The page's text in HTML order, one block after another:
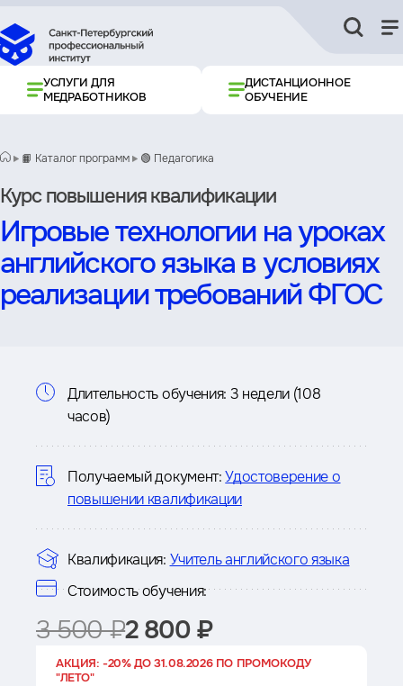
УСЛУГИ ДЛЯ
МЕДРАБОТНИКОВ
ДИСТАНЦИОННОЕ
ОБУЧЕНИЕ
📙 Каталог программ 🟢 Педагогика
Курс повышения квалификации
Игровые технологии на уроках
английского языка в условиях
реализации требований ФГОС
Информация
курсе
Длительность обучения: 3 недели (108
часов)
Получаемый документ: Удостоверение о
повышении квалификации
Квалификация: Учитель английского языка
Стоимость обучения:
3 500 ₽2 800 ₽
АКЦИЯ: -20% ДО 31.08.2026 ПО ПРОМОКОДУ
"ЛЕТО"